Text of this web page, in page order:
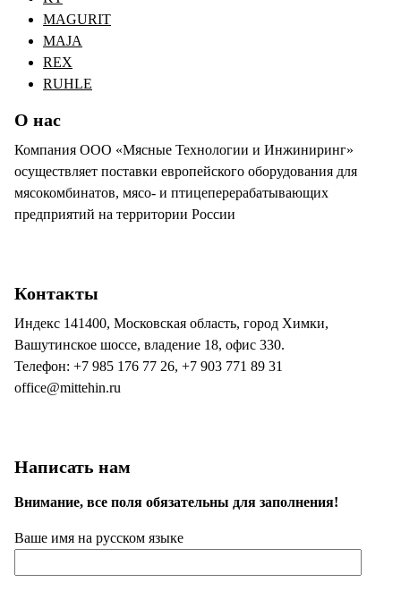
MAGURIT
MAJA
REX
RUHLE
О нас
Компания ООО «Мясные Технологии и Инжиниринг»
осуществляет поставки европейского оборудования для
мясокомбинатов, мясо- и птицеперерабатывающих
предприятий на территории России
Контакты
Индекс 141400, Московская область, город Химки,
Вашутинское шоссе, владение 18, офис 330.
Телефон: +7 985 176 77 26, +7 903 771 89 31
office@mittehin.ru
Написать нам
Внимание, все поля обязательны для заполнения!
Ваше имя на русском языке